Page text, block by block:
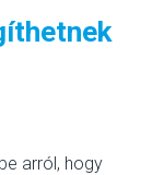
arról, hogy